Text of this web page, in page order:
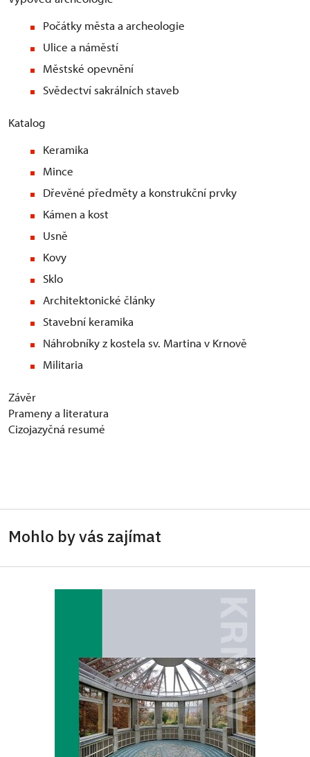
Počátky města a archeologie
Ulice a náměstí
Městské opevnění
Svědectví sakrálních staveb
Katalog
Keramika
Mince
Dřevěné předměty a konstrukční prvky
Kámen a kost
Usně
Kovy
Sklo
Architektonické články
Stavební keramika
Náhrobníky z kostela sv. Martina v Krnově
Militaria
Závěr
Prameny a literatura
Cizojazyčná resumé
Mohlo by vás zajímat